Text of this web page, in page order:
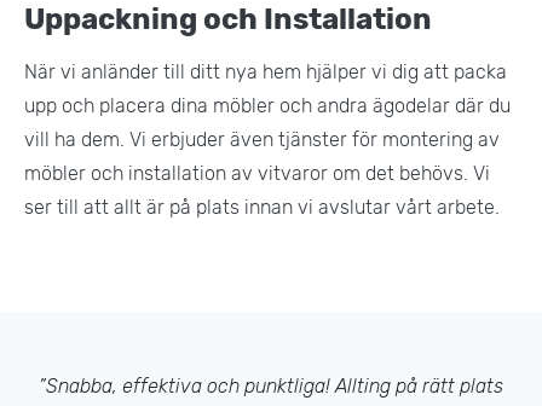
Uppackning och Installation
När vi anländer till ditt nya hem hjälper vi dig att packa
upp och placera dina möbler och andra ägodelar där du
vill ha dem. Vi erbjuder även tjänster för montering av
möbler och installation av vitvaror om det behövs. Vi
ser till att allt är på plats innan vi avslutar vårt arbete.
”Snabba, effektiva och punktliga! Allting på rätt plats